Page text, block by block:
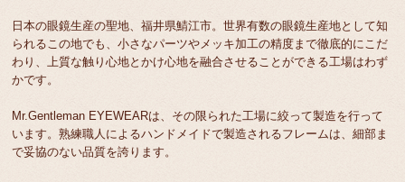
日本の眼鏡生産の聖地、福井県鯖江市。世界有数の眼鏡生産地として知
られるこの地でも、小さなパーツやメッキ加工の精度まで徹底的にこだ
わり、上質な触り心地とかけ心地を融合させることができる工場はわず
かです。
Mr.Gentleman EYEWEARは、その限られた工場に絞って製造を行って
います。熟練職人によるハンドメイドで製造されるフレームは、細部ま
で妥協のない品質を誇ります。